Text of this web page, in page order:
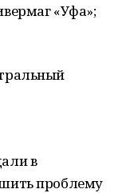
«Уфа»;
в
проблему